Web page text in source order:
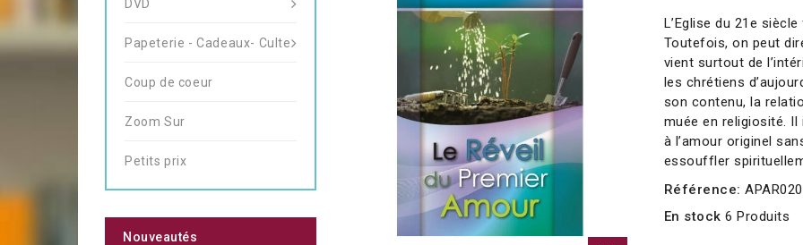
L’Eglise du 21e
Toutefois, on peut
vient surtout de
les chrétiens
son contenu, la
muée en religiosité.
à l’amour originel
essouffler
Référence: APAR020
En stock 6 Produits
DVD
Papeterie - Cadeaux- Culte
Coup de coeur
Zoom Sur
Petits prix
Nouveautés